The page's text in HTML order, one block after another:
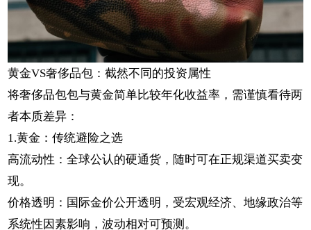
黄金VS奢侈品包：截然不同的投资属性
将奢侈品包包与黄金简单比较年化收益率，需谨慎看待两
者本质差异：
1.黄金：传统避险之选
高流动性：全球公认的硬通货，随时可在正规渠道买卖变
现。
价格透明：国际金价公开透明，受宏观经济、地缘政治等
系统性因素影响，波动相对可预测。